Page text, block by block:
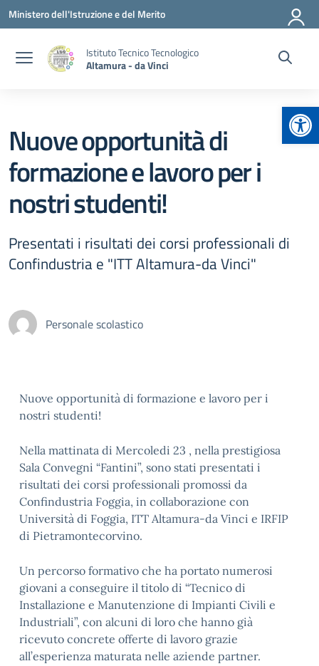
Vai ai contenuti
Vai al menu di navigazione
Vai al footer
Ministero dell'Istruzione e del Merito
Istituto Tecnico Tecnologico
Altamura - da Vinci
Nuove opportunità di
formazione e lavoro per i
nostri studenti!
Presentati i risultati dei corsi professionali di
Confindustria e "ITT Altamura-da Vinci"
Personale scolastico
Nuove opportunità di formazione e lavoro per i
nostri studenti!
Nella mattinata di Mercoledi 23 , nella prestigiosa
Sala Convegni “Fantini”, sono stati presentati i
risultati dei corsi professionali promossi da
Confindustria Foggia, in collaborazione con
Università di Foggia, ITT Altamura-da Vinci e IRFIP
di Pietramontecorvino.
Un percorso formativo che ha portato numerosi
giovani a conseguire il titolo di “Tecnico di
Installazione e Manutenzione di Impianti Civili e
Industriali”, con alcuni di loro che hanno già
ricevuto concrete offerte di lavoro grazie
all’esperienza maturata nelle aziende partner.